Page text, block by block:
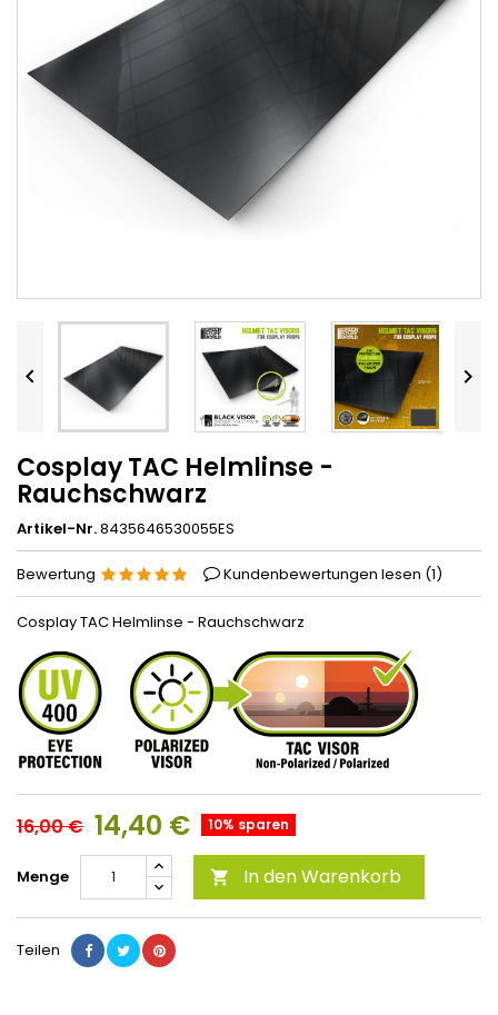
 
Cosplay TAC Helmlinse -
Rauchschwarz
Artikel-Nr.8435646530055ES
Bewertung Kundenbewertungen lesen (1)
Cosplay TAC Helmlinse - Rauchschwarz
16,00 € 14,40 € 10% sparen
Menge  In den Warenkorb
Teilen